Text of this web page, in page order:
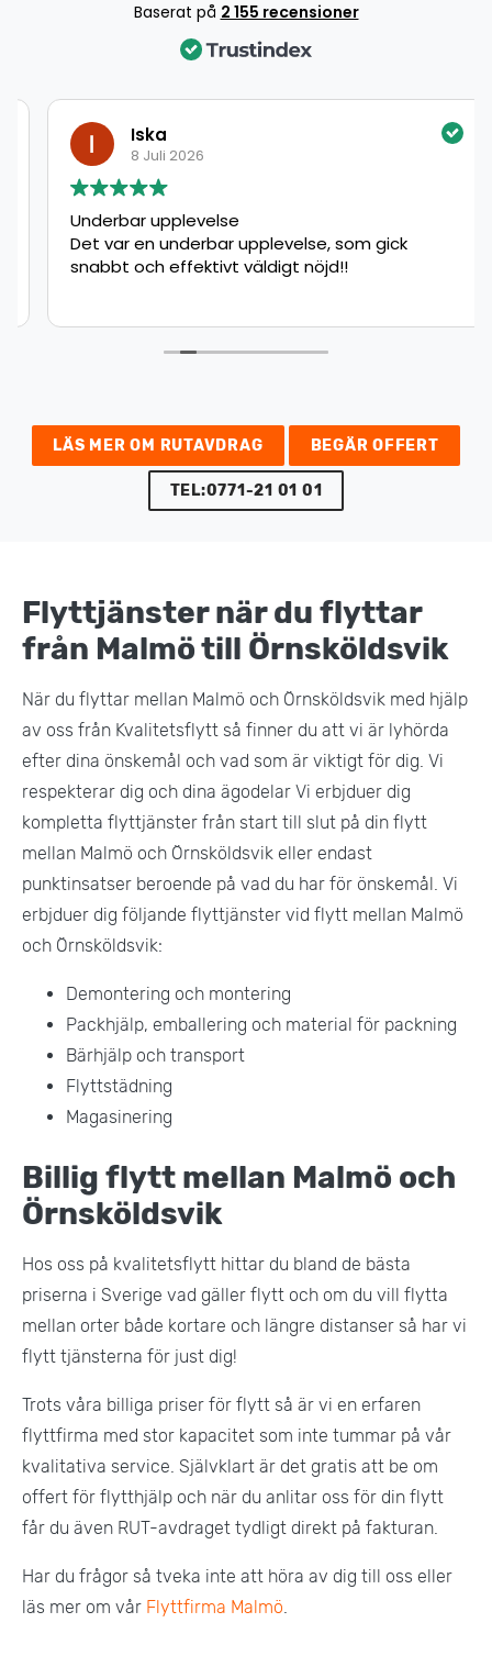
Baserat på 2 155 recensioner
Iska
8 Juli 2026
Underbar upplevelse
Det var en underbar upplevelse, som gick
snabbt och effektivt väldigt nöjd!!
LÄS MER OM RUTAVDRAG BEGÄR OFFERT
TEL:0771-21 01 01
Flyttjänster när du flyttar
från Malmö till Örnsköldsvik
När du flyttar mellan Malmö och Örnsköldsvik med hjälp
av oss från Kvalitetsflytt så finner du att vi är lyhörda
efter dina önskemål och vad som är viktigt för dig. Vi
respekterar dig och dina ägodelar Vi erbjduer dig
kompletta flyttjänster från start till slut på din flytt
mellan Malmö och Örnsköldsvik eller endast
punktinsatser beroende på vad du har för önskemål. Vi
erbjduer dig följande flyttjänster vid flytt mellan Malmö
och Örnsköldsvik:
Demontering och montering
Packhjälp, emballering och material för packning
Bärhjälp och transport
Flyttstädning
Magasinering
Billig flytt mellan Malmö och
Örnsköldsvik
Hos oss på kvalitetsflytt hittar du bland de bästa
priserna i Sverige vad gäller flytt och om du vill flytta
mellan orter både kortare och längre distanser så har vi
flytt tjänsterna för just dig!
Trots våra billiga priser för flytt så är vi en erfaren
flyttfirma med stor kapacitet som inte tummar på vår
kvalitativa service. Självklart är det gratis att be om
offert för flytthjälp och när du anlitar oss för din flytt
får du även RUT-avdraget tydligt direkt på fakturan.
Har du frågor så tveka inte att höra av dig till oss eller
läs mer om vår Flyttfirma Malmö.